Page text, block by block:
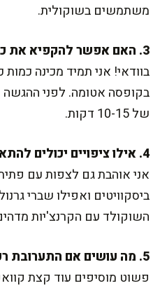
משתמשים בשוקולית.
3. האם אפשר להקפיא את כדורי השוקולד?
בוודאי! אני תמיד מכינה
בקופסה אטומה. לפני
של 10-15 דקות.
4. אילו ציפויים יכולים להתאים מלבד קוקוס?
אני אוהבת גם לצפות עם
ביסקוויטים ואפילו שברי
השוקולד עם הקרנצ'יות
5. מה עושים אם התערובת רכה מדי?
פשוט מוסיפים עוד קצת